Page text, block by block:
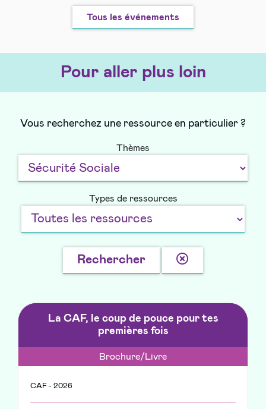
Tous les événements
Pour aller plus loin
Vous recherchez une ressource en particulier ?
Thèmes
Types de ressources
Rechercher
la
La CAF, le coup de pouce pour tes
premières fois
Brochure/Livre
CAF - 2026